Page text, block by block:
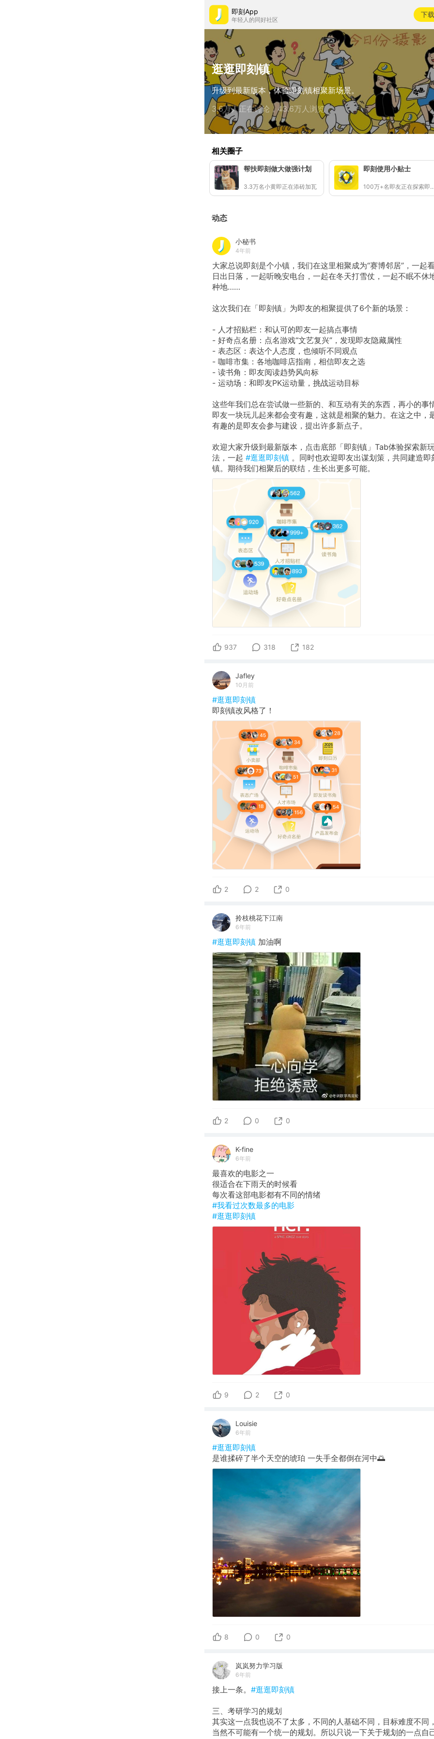
即刻App
年轻人的同好社区
下载
逛逛即刻镇
升级到最新版本，体验即刻镇相聚新场景。
3.6万人正在讨论，43.6万人浏览
相关圈子
帮扶即刻做大做强计划
3.3万名小黄即正在添砖加瓦
即刻使用小贴士
100万+名即友正在探
动态
小秘书
4年前
大家总说即刻是个小镇，我们在这里相聚成为“赛博邻居”，一起
日出日落，一起听晚安电台，一起在冬天打雪仗，一起不眠不休
种地……
这次我们在「即刻镇」为即友的相聚提供了6个新的场景：
- 人才招贴栏：和认可的即友一起搞点事情
- 好奇点名册：点名游戏“文艺复兴”，发现即友隐藏属性
- 表态区：表达个人态度，也倾听不同观点
- 咖啡市集：各地咖啡店指南，相信即友之选
- 读书角：即友阅读趋势风向标
- 运动场：和即友PK运动量，挑战运动目标
这些年我们总在尝试做一些新的、和互动有关的东西，再小的事
即友一块玩儿起来都会变有趣，这就是相聚的魅力。在这之中，
有趣的是即友会参与建设，提出许多新点子。
欢迎大家升级到最新版本，点击底部「即刻镇」Tab体验探索新
法，一起 #逛逛即刻镇 。同时也欢迎即友出谋划策，共同建造即
镇。期待我们相聚后的联结，生长出更多可能。
937 318 182
Jafley
10月前
#逛逛即刻镇
即刻镇改风格了！
2 2 0
拎枝桃花下江南
6年前
#逛逛即刻镇 加油啊
2 0 0
K-fine
6年前
最喜欢的电影之一
很适合在下雨天的时候看
每次看这部电影都有不同的情绪
#我看过次数最多的电影
#逛逛即刻镇
9 2 0
Louisie
6年前
#逛逛即刻镇
是谁揉碎了半个天空的琥珀 一失手全都倒在河中🌅
8 0 0
岚岚努力学习版
6年前
接上一条。 #逛逛即刻镇
三、考研学习的规划
其实这一点我也说不了太多，不同的人基础不同，目标难度不同
当然不可能有一个统一的规划。所以只说一下关于规划的一点自